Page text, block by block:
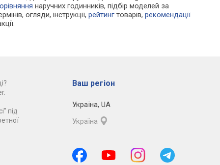
наручних годинників, підбір моделей за
огляди, інструкції,рейтинг товарів,рекомендації
під
Ваш регіон
Україна, UA
Україна